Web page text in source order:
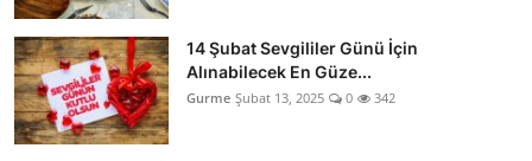
14 Şubat Sevgililer Günü İçin
Alınabilecek En Güze...
Gurme Şubat 13, 2025 0 342